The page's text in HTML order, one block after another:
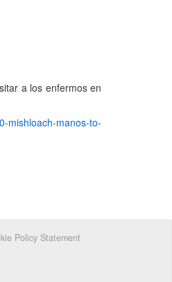
a los enfermos en
mishloach-manos-to-
Policy Statement